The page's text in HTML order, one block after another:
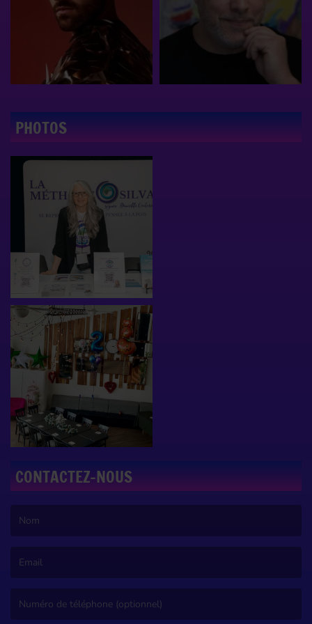
PHOTOS
CONTACTEZ-NOUS